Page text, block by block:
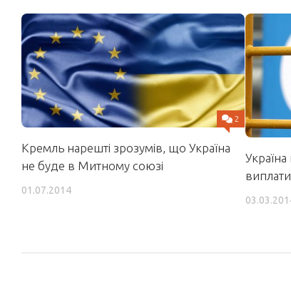
2
Кремль нарешті зрозумів, що Україна
не буде в Митному союзі
01.07.2014